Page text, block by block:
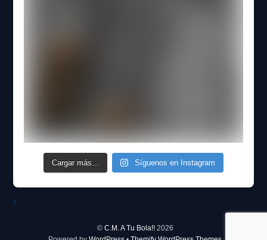
Cargar más... Síguenos en Instagram
↑
© C.M. A Tu Bola!!2026